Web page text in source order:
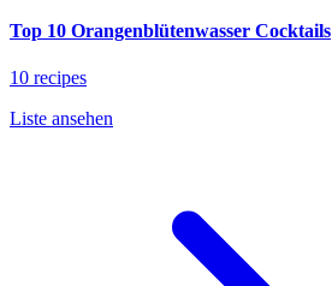
Top 10 Orangenblütenwasser Cocktails
10 recipes
Liste ansehen